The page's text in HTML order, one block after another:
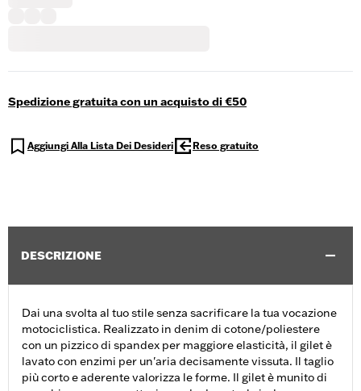
Spedizione gratuita con un acquisto di €50
Aggiungi Alla Lista Dei Desideri Reso gratuito
DESCRIZIONE
Dai una svolta al tuo stile senza sacrificare la tua vocazione
motociclistica. Realizzato in denim di cotone/poliestere
con un pizzico di spandex per maggiore elasticità, il gilet è
lavato con enzimi per un'aria decisamente vissuta. Il taglio
più corto e aderente valorizza le forme. Il gilet è munito di